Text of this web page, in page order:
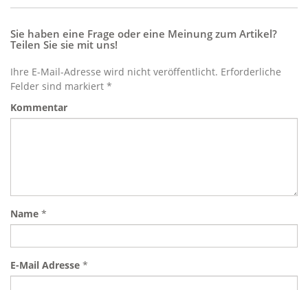
Sie haben eine Frage oder eine Meinung zum Artikel?
Teilen Sie sie mit uns!
Ihre E-Mail-Adresse wird nicht veröffentlicht. Erforderliche
Felder sind markiert *
Kommentar
Name *
E-Mail Adresse *